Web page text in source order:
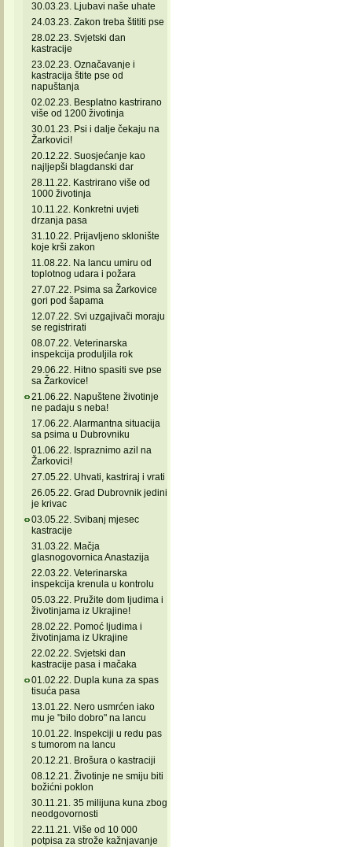
30.03.23. Ljubavi naše uhate
24.03.23. Zakon treba štititi pse
28.02.23. Svjetski dan
kastracije
23.02.23. Označavanje i
kastracija štite pse od
napuštanja
02.02.23. Besplatno kastrirano
više od 1200 životinja
30.01.23. Psi i dalje čekaju na
Žarkovici!
20.12.22. Suosjećanje kao
najljepši blagdanski dar
28.11.22. Kastrirano više od
1000 životinja
10.11.22. Konkretni uvjeti
drzanja pasa
31.10.22. Prijavljeno sklonište
koje krši zakon
11.08.22. Na lancu umiru od
toplotnog udara i požara
27.07.22. Psima sa Žarkovice
gori pod šapama
12.07.22. Svi uzgajivači moraju
se registrirati
08.07.22. Veterinarska
inspekcija produljila rok
29.06.22. Hitno spasiti sve pse
sa Žarkovice!
21.06.22. Napuštene životinje
ne padaju s neba!
17.06.22. Alarmantna situacija
sa psima u Dubrovniku
01.06.22. Ispraznimo azil na
Žarkovici!
27.05.22. Uhvati, kastriraj i vrati
26.05.22. Grad Dubrovnik jedini
je krivac
03.05.22. Svibanj mjesec
kastracije
31.03.22. Mačja
glasnogovornica Anastazija
22.03.22. Veterinarska
inspekcija krenula u kontrolu
05.03.22. Pružite dom ljudima i
životinjama iz Ukrajine!
28.02.22. Pomoć ljudima i
životinjama iz Ukrajine
22.02.22. Svjetski dan
kastracije pasa i mačaka
01.02.22. Dupla kuna za spas
tisuća pasa
13.01.22. Nero usmrćen iako
mu je "bilo dobro" na lancu
10.01.22. Inspekciji u redu pas
s tumorom na lancu
20.12.21. Brošura o kastraciji
08.12.21. Životinje ne smiju biti
božićni poklon
30.11.21. 35 milijuna kuna zbog
neodgovornosti
22.11.21. Više od 10 000
potpisa za strože kažnjavanje